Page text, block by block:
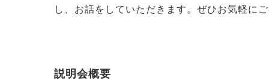
し、お話をしていただきます。ぜひお気軽に
説明会概要